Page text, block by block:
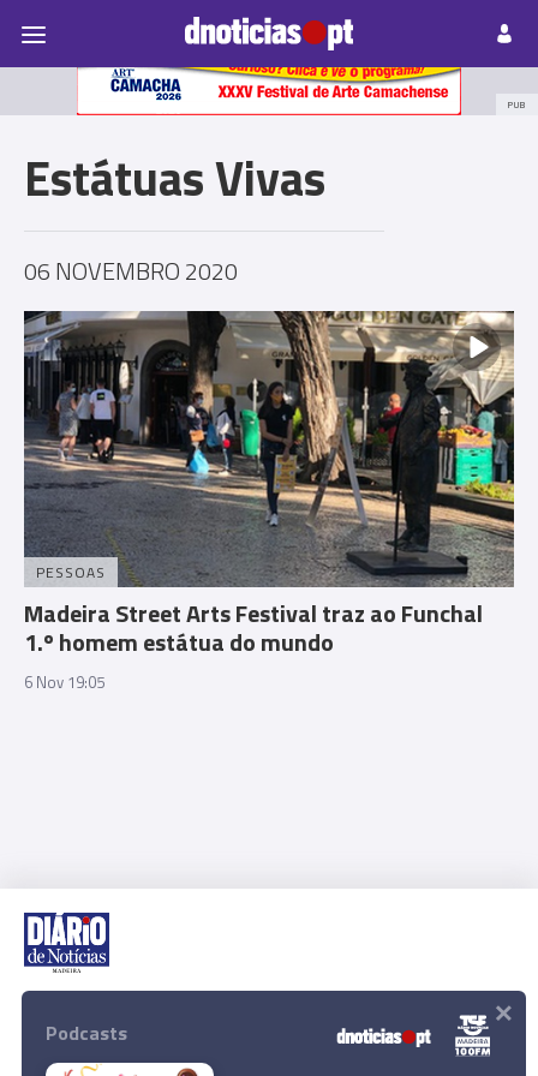
Prazeres Paisagens
PUB
Estátuas Vivas
06 NOVEMBRO 2020
PESSOAS
Madeira Street Arts Festival traz ao Funchal
1.º homem estátua do mundo
6 Nov 19:05
Rua Dr. Fernão de Ornelas, 56 - 3º
291 202 300
Podcasts ×